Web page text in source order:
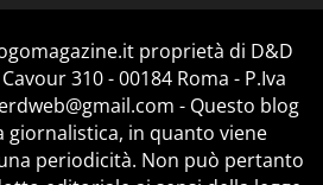
proprietà di D&D
310 - 00184 Roma - P.Iva
- Questo blog
giornalistica, in quanto viene
periodicità. Non può pertanto